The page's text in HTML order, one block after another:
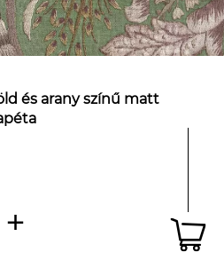
és arany színű matt